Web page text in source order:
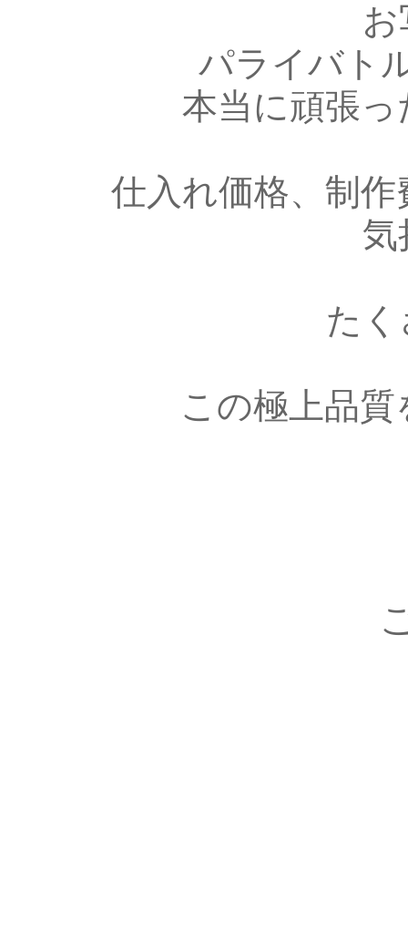
パライバト
本当に頑張
仕入れ価格、制
気
た
この極上品